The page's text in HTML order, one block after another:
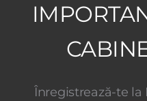
Înregistrează-te